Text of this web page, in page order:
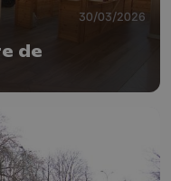
30/03/2026
de